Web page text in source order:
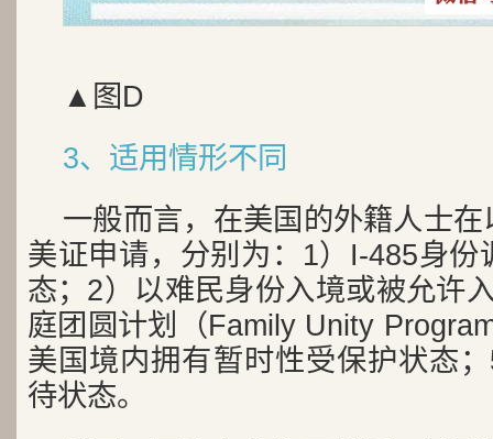
▲图D
3、适用情形不同
一般而言，在美国的外籍人士
美证申请，分别为：1）I-485身份
态；2）以难民身份入境或被允许
庭团圆计划（Family Unity
美国境内拥有暂时性受保护状态
待状态。